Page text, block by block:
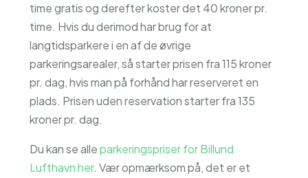
time gratis og derefter koster det 40 kroner pr.
time. Hvis du derimod har brug for at
langtidsparkere i en af de øvrige
parkeringsarealer, så starter prisen fra 115 kroner
pr. dag, hvis man på forhånd har reserveret en
plads. Prisen uden reservation starter fra 135
kroner pr. dag.
Du kan se alleparkeringspriser for Billund
Lufthavn her. Vær opmærksom på, det er et